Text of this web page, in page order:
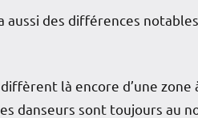
aussi des différences
là encore d’une
danseurs sont toujours au